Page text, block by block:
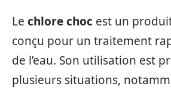
Le chlore choc est un
conçu pour un traitement
de l’eau. Son utilisation est
plusieurs situations,